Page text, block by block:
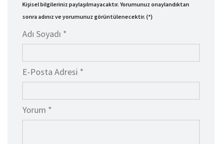
Kişisel bilgileriniz paylaşılmayacaktır. Yorumunuz onaylandıktan
sonra adınız ve yorumunuz görüntülenecektir. (*)
Adı Soyadı *
E-Posta Adresi *
Yorum *